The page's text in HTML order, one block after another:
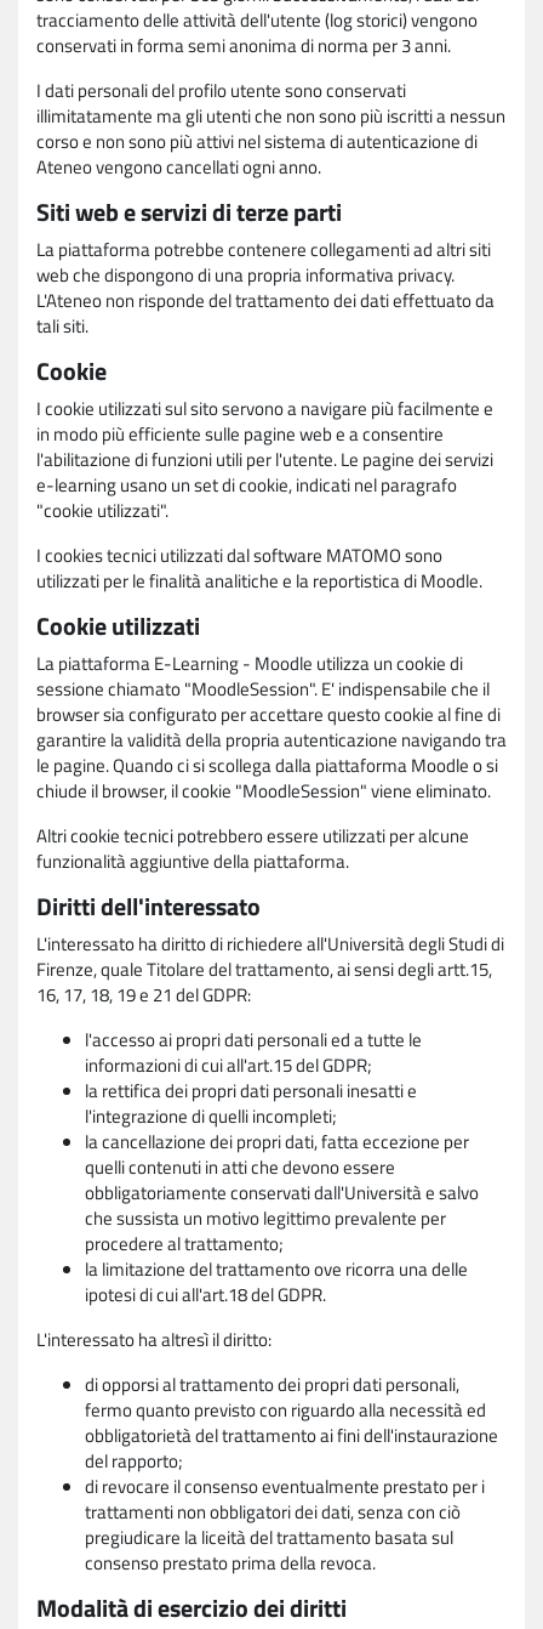
tracciamento delle attività dell'utente (log storici) vengono
conservati in forma semi anonima di norma per 3 anni.
I dati personali del profilo utente sono conservati
illimitatamente ma gli utenti che non sono più iscritti a nessun
corso e non sono più attivi nel sistema di autenticazione di
Ateneo vengono cancellati ogni anno.
Siti web e servizi di terze parti
La piattaforma potrebbe contenere collegamenti ad altri siti
web che dispongono di una propria informativa privacy.
L'Ateneo non risponde del trattamento dei dati effettuato da
tali siti.
Cookie
I cookie utilizzati sul sito servono a navigare più facilmente e
in modo più efficiente sulle pagine web e a consentire
l'abilitazione di funzioni utili per l'utente. Le pagine dei servizi
e-learning usano un set di cookie, indicati nel paragrafo
"cookie utilizzati".
I cookies tecnici utilizzati dal software MATOMO sono
utilizzati per le finalità analitiche e la reportistica di Moodle.
Cookie utilizzati
La piattaforma E-Learning - Moodle utilizza un cookie di
sessione chiamato "MoodleSession". E' indispensabile che il
browser sia configurato per accettare questo cookie al fine di
garantire la validità della propria autenticazione navigando tra
le pagine. Quando ci si scollega dalla piattaforma Moodle o si
chiude il browser, il cookie "MoodleSession" viene eliminato.
Altri cookie tecnici potrebbero essere utilizzati per alcune
funzionalità aggiuntive della piattaforma.
Diritti dell'interessato
L'interessato ha diritto di richiedere all'Università degli Studi di
Firenze, quale Titolare del trattamento, ai sensi degli artt.15,
16, 17, 18, 19 e 21 del GDPR:
l'accesso ai propri dati personali ed a tutte le
informazioni di cui all'art.15 del GDPR;
la rettifica dei propri dati personali inesatti e
l'integrazione di quelli incompleti;
la cancellazione dei propri dati, fatta eccezione per
quelli contenuti in atti che devono essere
obbligatoriamente conservati dall'Università e salvo
che sussista un motivo legittimo prevalente per
procedere al trattamento;
la limitazione del trattamento ove ricorra una delle
ipotesi di cui all'art.18 del GDPR.
L'interessato ha altresì il diritto:
di opporsi al trattamento dei propri dati personali,
fermo quanto previsto con riguardo alla necessità ed
obbligatorietà del trattamento ai fini dell'instaurazione
del rapporto;
di revocare il consenso eventualmente prestato per i
trattamenti non obbligatori dei dati, senza con ciò
pregiudicare la liceità del trattamento basata sul
consenso prestato prima della revoca.
Modalità di esercizio dei diritti